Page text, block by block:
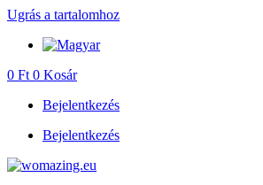
Ugrás a tartalomhoz
0 Ft 0 Kosár
Bejelentkezés
Bejelentkezés